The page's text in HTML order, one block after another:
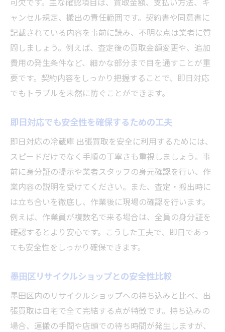
ャンセル規定、搬出の責任範囲です。契約書や同意書に
記載されている内容を事前に読み、不明な点は業者に質
問しましょう。例えば、査定後の買取金額変更や、追加
費用の発生条件など、細かな部分まで目を通すことが重
要です。契約内容をしっかり把握することで、即日対応
でもトラブルを未然に防ぐことができます。
即日対応でも安全性を確保するための工夫
即日対応の冷蔵庫 出張買取を安全に利用するためには、
スピードだけでなく手順の丁寧さも重視しましょう。事
前に身分証の提示や業者スタッフの身元確認を行い、作
業内容の説明を受けてください。また、査定・搬出時に
は立ち合いを徹底し、作業後に現場の確認を行います。
例えば、作業員が複数名で来る場合は、全員の身分証を
確認するとより安心です。こうした工夫で、即日であっ
ても安全性をしっかり確保できます。
墨田区リサイクルショップとの安全性比較
墨田区内のリサイクルショップへの持ち込みと比べ、出
張買取は自宅で全て完結する点が特徴です。持ち込みの
場合、運搬の手間や店頭での待ち時間が発生しますが、